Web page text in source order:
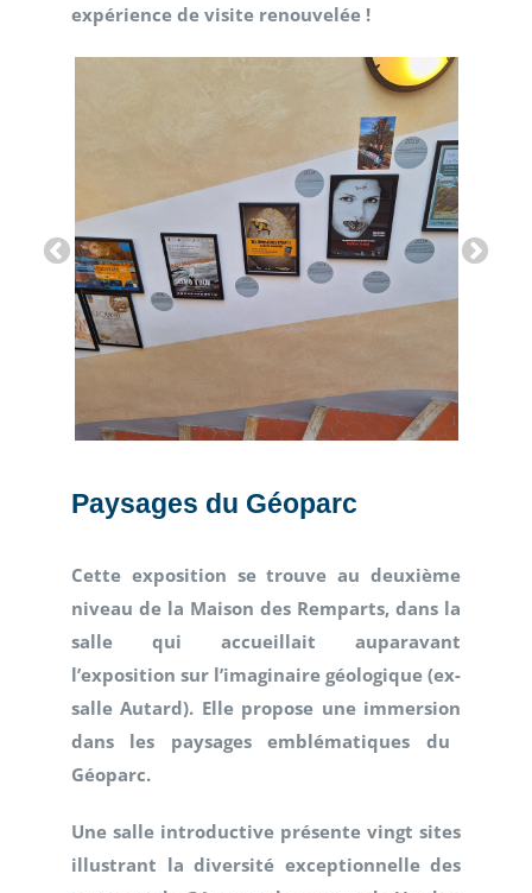
expérience de visite renouvelée !
Paysages du Géoparc
Cette exposition se trouve au deuxième
niveau de la Maison des Remparts, dans la
salle qui accueillait auparavant
l’exposition sur l’imaginaire géologique (ex-
salle Autard). Elle propose une immersion
dans les paysages emblématiques du
Géoparc.
Une salle introductive présente vingt sites
illustrant la diversité exceptionnelle des